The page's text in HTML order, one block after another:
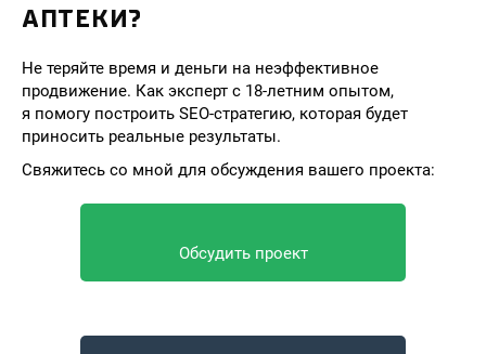
АПТЕКИ?
Не теряйте время и деньги на неэффективное
продвижение. Как эксперт с 18-летним опытом,
я помогу построить SEO-стратегию, которая будет
приносить реальные результаты.
Свяжитесь со мной для обсуждения вашего проекта:
Обсудить проект